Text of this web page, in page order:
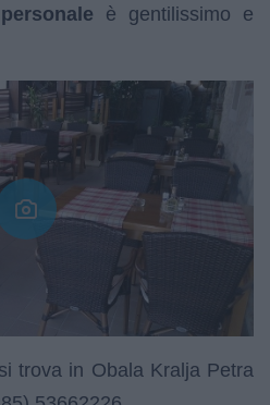
personale è gentilissimo e
trova in Obala Kralja Petra